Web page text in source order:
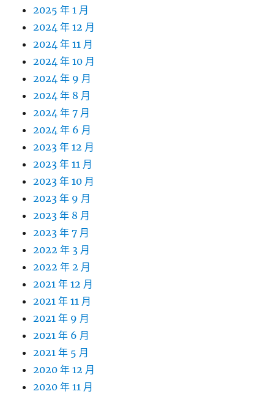
2025 年 1 月
2024 年 12 月
2024 年 11 月
2024 年 10 月
2024 年 9 月
2024 年 8 月
2024 年 7 月
2024 年 6 月
2023 年 12 月
2023 年 11 月
2023 年 10 月
2023 年 9 月
2023 年 8 月
2023 年 7 月
2022 年 3 月
2022 年 2 月
2021 年 12 月
2021 年 11 月
2021 年 9 月
2021 年 6 月
2021 年 5 月
2020 年 12 月
2020 年 11 月